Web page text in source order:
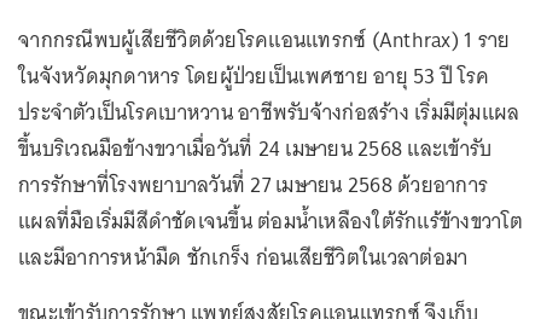
จากกรณีพบผู้เสียชีวิตด้วยโรคแอนแทรกซ์ (Anthrax) 1 ราย
ในจังหวัดมุกดาหาร โดยผู้ป่วยเป็นเพศชาย อายุ 53 ปี โรค
ประจำตัวเป็นโรคเบาหวาน อาชีพรับจ้างก่อสร้าง เริ่มมีตุ่มแผล
ขึ้นบริเวณมือข้างขวาเมื่อวันที่ 24 เมษายน 2568 และเข้ารับ
การรักษาที่โรงพยาบาลวันที่ 27 เมษายน 2568 ด้วยอาการ
แผลที่มือเริ่มมีสีดำชัดเจนขึ้น ต่อมน้ำเหลืองใต้รักแร้ข้างขวาโต
และมีอาการหน้ามืด ชักเกร็ง ก่อนเสียชีวิตในเวลาต่อมา